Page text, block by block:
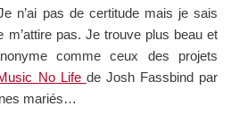
n’ai pas de certitude mais je sais
pas. Je trouve plus beau et
comme ceux des projets
No Life de Josh Fassbind par
mariés…